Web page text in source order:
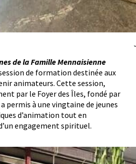
de la Famille Mennaisienne
de formation destinée aux
animateurs. Cette session,
par le Foyer des Îles, fondé par
permis à une vingtaine de jeunes
d’animation tout en
engagement spirituel.